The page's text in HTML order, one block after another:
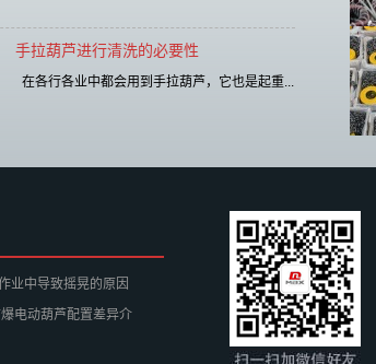
手拉葫芦进行清洗的必要性
在各行各业中都会用到手拉葫芦，它也是起重...
业中导致摇晃的原因
电动葫芦配置差异介